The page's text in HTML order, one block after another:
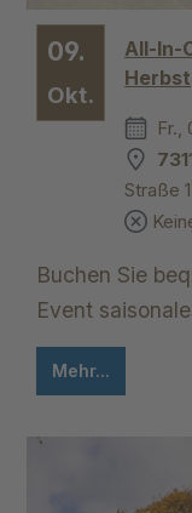
09.
Okt.
All-In-
Herbst
Fr.,
Straße 1
Buchen Sie
Event
Mehr...